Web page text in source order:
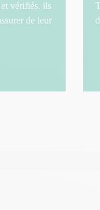
et vérifiés. ils
de leur